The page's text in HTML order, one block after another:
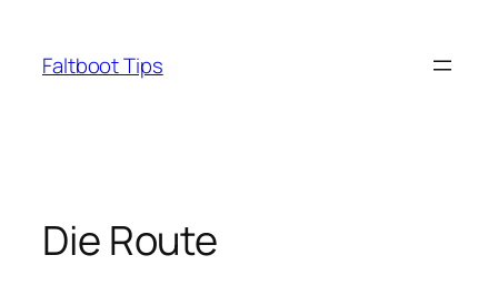
springen
Faltboot Tips
Die Route